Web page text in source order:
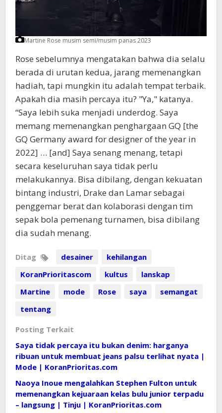
Martine Rose musim semi/musim panas 2023
Rose sebelumnya mengatakan bahwa dia selalu
berada di urutan kedua, jarang memenangkan
hadiah, tapi mungkin itu adalah tempat terbaik.
Apakah dia masih percaya itu? "Ya," katanya.
“Saya lebih suka menjadi underdog. Saya
memang memenangkan penghargaan GQ [the
GQ Germany award for designer of the year in
2022] … [and] Saya senang menang, tetapi
secara keseluruhan saya tidak perlu
melakukannya. Bisa dibilang, dengan kekuatan
bintang industri, Drake dan Lamar sebagai
penggemar berat dan kolaborasi dengan tim
sepak bola pemenang turnamen, bisa dibilang
dia sudah menang.
Ditag desainer
kehilangan
KoranPrioritascom
kultus
lanskap
Martine
mode Rose saya
semangat
tentang
Posting Terkait
Saya tidak percaya itu bukan denim: harganya
ribuan untuk membuat jeans palsu terlihat nyata |
Mode | KoranPrioritas.com
Naoya Inoue mengalahkan Stephen Fulton untuk
memenangkan kejuaraan kelas bulu junior terpadu
– langsung | Tinju | KoranPrioritas.com